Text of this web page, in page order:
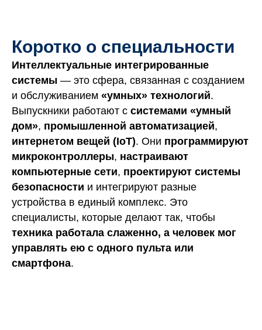
Коротко о специальности
Интеллектуальные интегрированные
системы — это сфера, связанная с созданием
и обслуживанием «умных» технологий.
Выпускники работают с системами «умный
дом», промышленной автоматизацией,
интернетом вещей (IoT). Они программируют
микроконтроллеры, настраивают
компьютерные сети, проектируют системы
безопасности и интегрируют разные
устройства в единый комплекс. Это
специалисты, которые делают так, чтобы
техника работала слаженно, а человек мог
управлять ею с одного пульта или
смартфона.